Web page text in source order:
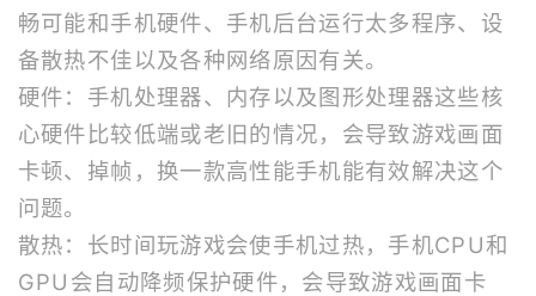
畅可能和手机硬件、手机后台运行太多程序、设
备散热不佳以及各种网络原因有关。
硬件：手机处理器、内存以及图形处理器这些核
心硬件比较低端或老旧的情况，会导致游戏画面
卡顿、掉帧，换一款高性能手机能有效解决这个
问题。
散热：长时间玩游戏会使手机过热，手机CPU和
GPU会自动降频保护硬件，会导致游戏画面卡